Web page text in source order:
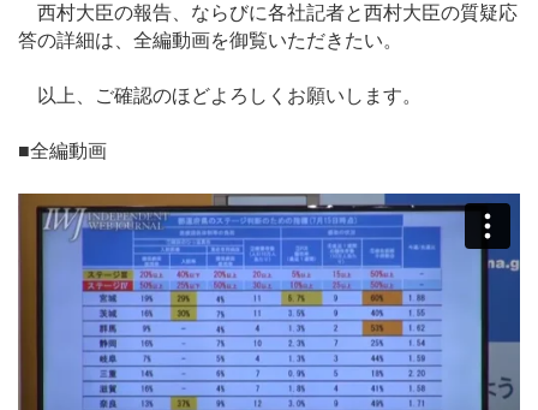
西村大臣の報告、ならびに各社記者と西村大臣の質疑応
答の詳細は、全編動画を御覧いただきたい。
以上、ご確認のほどよろしくお願いします。
■全編動画